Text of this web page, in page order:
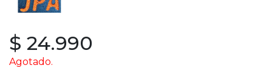
$ 24.990
Agotado.